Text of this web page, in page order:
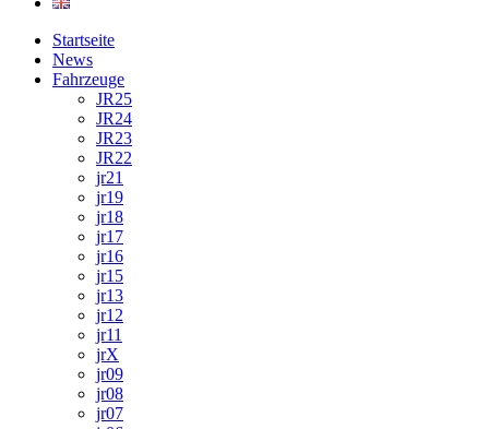
Startseite
News
Fahrzeuge
JR25
JR24
JR23
JR22
jr21
jr19
jr18
jr17
jr16
jr15
jr13
jr12
jr11
jrX
jr09
jr08
jr07